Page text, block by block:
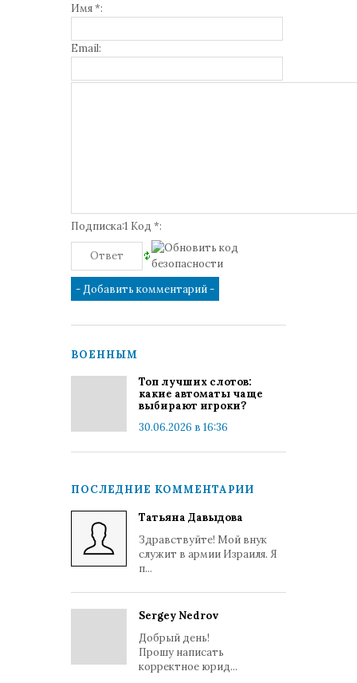
Имя *:
Email:
Подписка:1 Код *:
ВОЕННЫМ
Топ лучших слотов:
какие автоматы чаще
выбирают игроки?
30.06.2026 в 16:36
ПОСЛЕДНИЕ КОММЕНТАРИИ
Татьяна Давыдова
Здравствуйте! Мой внук
служит в армии Израиля. Я
п...
Sergey Nedrov
Добрый день!
Прошу написать
корректное юрид...